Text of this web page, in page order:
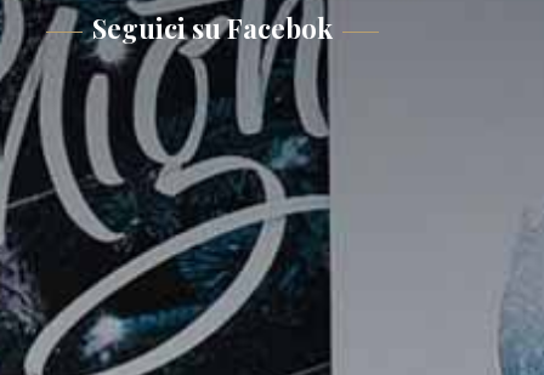
Seguici su Facebok